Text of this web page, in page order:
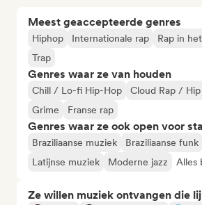
Meest geaccepteerde genres
Hiphop Internationale rap Rap in
Trap
Genres waar ze van houden
Chill / Lo-fi Hip-Hop Cloud Rap /
Grime
Franse rap
Genres waar ze ook open voor
Braziliaanse muziek Braziliaanse funk
Latijnse muziek
Moderne jazz Alles
Ze willen muziek ontvangen die